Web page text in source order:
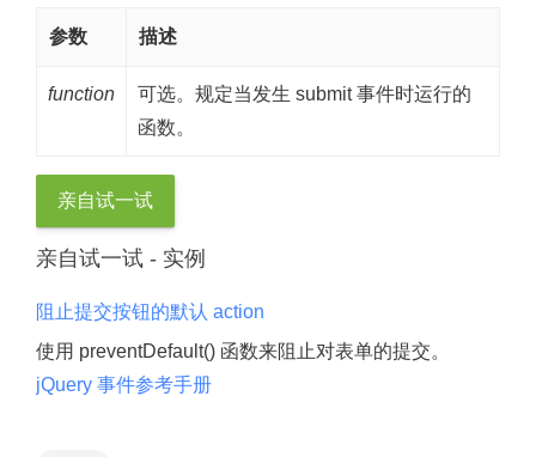
参数 描述
function
可选。规定当发生 submit 事件时运行的
函数。
亲自试一试
亲自试一试 - 实例
阻止提交按钮的默认 action
使用 preventDefault() 函数来阻止对表单的提交。
jQuery 事件参考手册